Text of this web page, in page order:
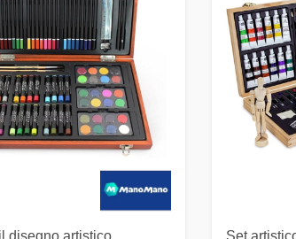
disegno artistico,
Set